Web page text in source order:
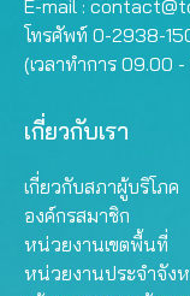
E-mail :
โทรศัพท์ 0-2938-
(เวลาทำการ 09.00
เกี่ยวกับเรา
เกี่ยวกับสภาผู้บริโภค
องค์กรสมาชิก
หน่วยงานเขตพื้นที่
หน่วยงานประจำจัง